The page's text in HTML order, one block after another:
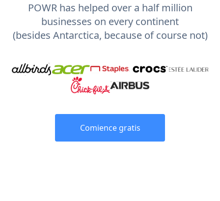
POWR has helped over a half million
businesses on every continent
(besides Antarctica, because of course not)
Comience gratis